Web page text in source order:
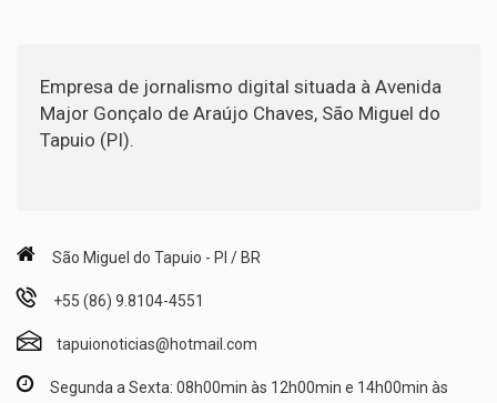
Empresa de jornalismo digital situada à Avenida
Major Gonçalo de Araújo Chaves, São Miguel do
Tapuio (PI).
São Miguel do Tapuio - PI / BR
+55 (86) 9.8104-4551
tapuionoticias@hotmail.com
Segunda a Sexta: 08h00min às 12h00min e 14h00min às